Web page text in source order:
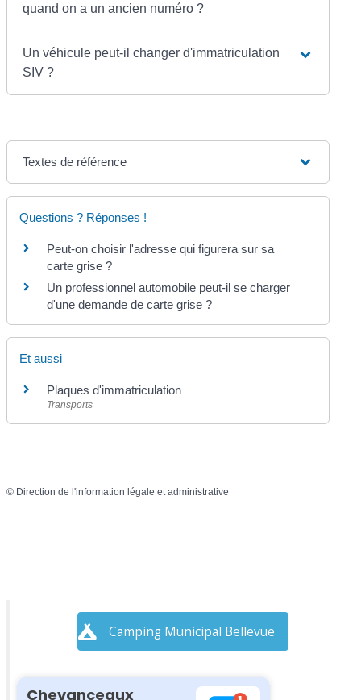
quand on a un ancien numéro ?
Un véhicule peut-il changer d'immatriculation
SIV ?
Textes de référence
Questions ? Réponses !
Peut-on choisir l'adresse qui figurera sur sa
carte grise ?
Un professionnel automobile peut-il se charger
d'une demande de carte grise ?
Et aussi
Plaques d'immatriculation
Transports
© Direction de l'information légale et administrative
Camping Municipal Bellevue